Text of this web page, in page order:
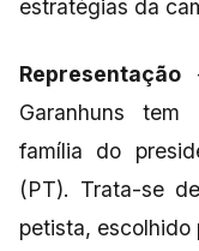
estratégias da
Representação
Garanhuns tem
família do
(PT). Trata-se
petista, escolhido